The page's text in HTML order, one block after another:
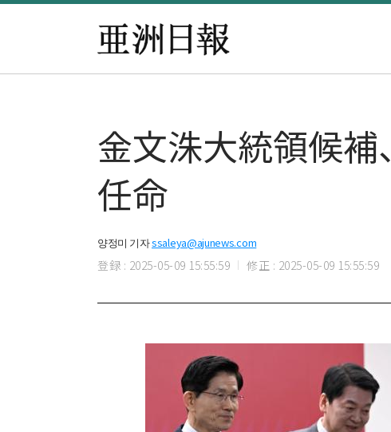
金文洙大統領候
任命
양정미 기자ssaleya@ajunews.com
登録 : 2025-05-09 15:55:59 修正 : 2025-05-09 15:55:59